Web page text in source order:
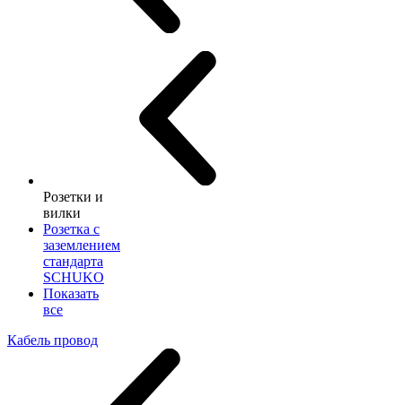
Розетки и
вилки
Розетка с
заземлением
стандарта
SCHUKO
Показать
все
Кабель провод